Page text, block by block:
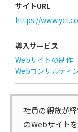
サイトURL
https://
導入サービス
Webサイトの制作
Webコンサルティ
社員の親族が
のWebサイト